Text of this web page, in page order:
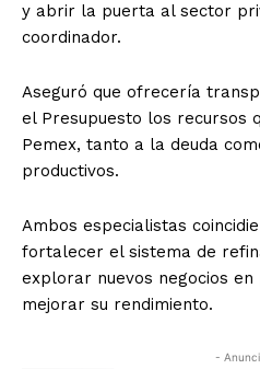
y abrir la puerta al sector
coordinador.
Aseguró que ofrecería
el Presupuesto los recursos
Pemex, tanto a la deuda
productivos.
Ambos especialistas
fortalecer el sistema de
explorar nuevos negocios
mejorar su rendimiento.
-